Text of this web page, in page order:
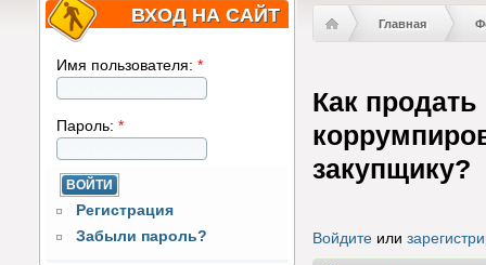
ВХОД НА САЙТ
Имя пользователя: *
Пароль: *
Регистрация
Забыли пароль?
Главная
Как продать
закупщику?
Войдите или